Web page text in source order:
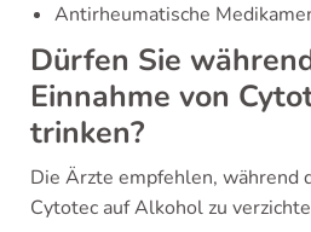
Antirheumatische
Dürfen Sie
Einnahme von
trinken?
Die Ärzte empfehlen, während
Cytotec auf Alkohol zu